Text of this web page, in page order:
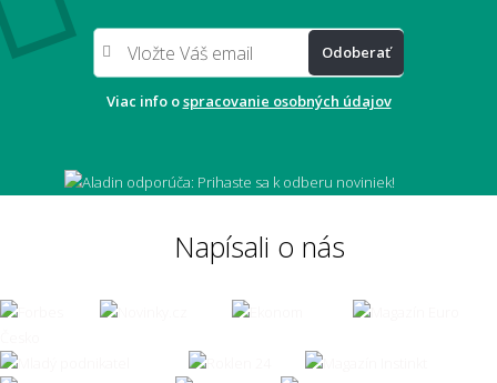
Odoberať
Viac info ospracovanie osobných údajov
Napísali o nás